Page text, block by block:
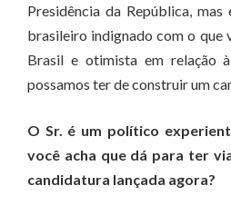
Presidência da República,
brasileiro indignado com o que
Brasil e otimista em relação
possamos ter de construir um
O Sr. é um político
você acha que dá para ter
candidatura lançada agora?